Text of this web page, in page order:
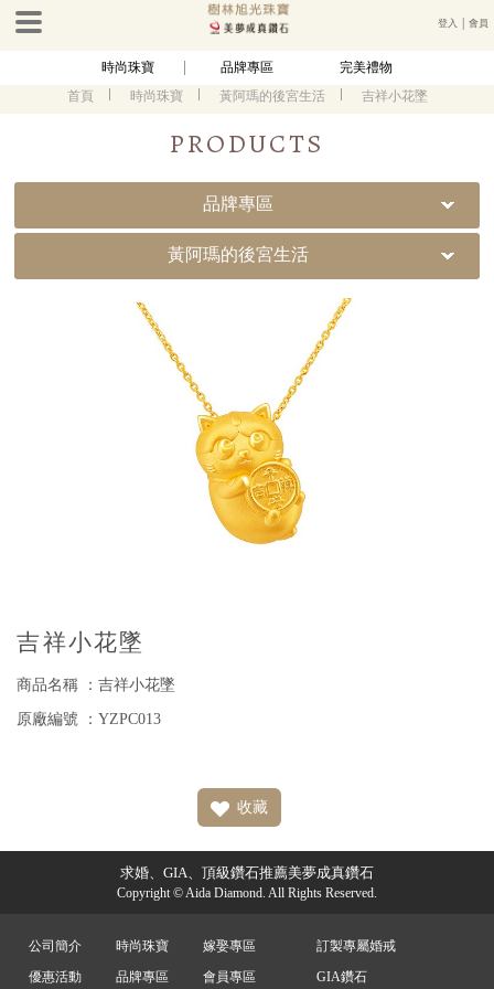
登入 │會員
時尚珠寶 品牌專區
完美禮物
首頁
時尚珠寶 黃阿瑪的後宮生活 吉祥小花墜
PRODUCTS
品牌專區
黃阿瑪的後宮生活
吉祥小花墜
商品名稱 ：吉祥小花墜
原廠編號 ：YZPC013
收藏
求婚、GIA、頂級鑽石推薦美夢成真鑽石
Copyright © Aida Diamond. All Rights Reserved.
公司簡介
優惠活動
時尚珠寶
品牌專區
嫁娶專區
會員專區
訂製專屬婚戒
GIA鑽石